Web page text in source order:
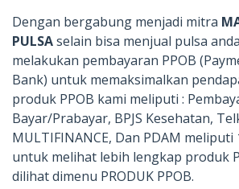
Dengan bergabung menjadi mitra
PULSAselain bisa menjual pulsa
melakukan pembayaran PPOB
Bank) untuk memaksimalkan
produk PPOB kami meliputi :
Bayar/Prabayar, BPJS Kesehatan,
MULTIFINANCE, Dan PDAM meliputi
untuk melihat lebih lengkap produk
dilihat dimenu PRODUK PPOB.